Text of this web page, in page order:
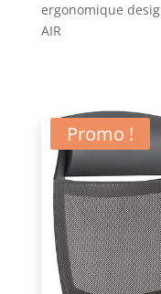
ergonomique
AIR
Promo !